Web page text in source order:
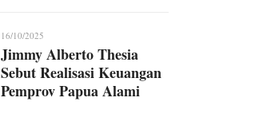
16/10/2025
Jimmy Alberto Thesia
Sebut Realisasi Keuangan
Pemprov Papua Alami